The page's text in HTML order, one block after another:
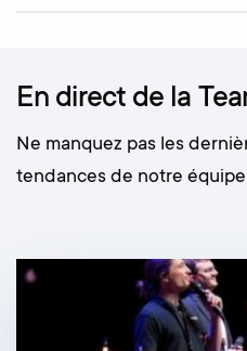
En direct de la
Ne manquez pas les
tendances de notre équipe